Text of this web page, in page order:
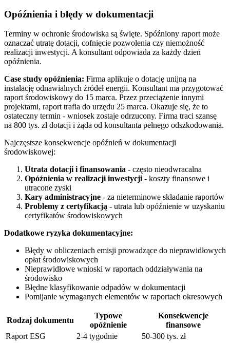
Opóźnienia i błędy w dokumentacji
Terminy w ochronie środowiska są święte. Spóźniony raport może
oznaczać utratę dotacji, cofnięcie pozwolenia czy niemożność
realizacji inwestycji. A konsultant odpowiada za każdy dzień
opóźnienia.
Case study opóźnienia: Firma aplikuje o dotację unijną na
instalację odnawialnych źródeł energii. Konsultant ma przygotować
raport środowiskowy do 15 marca. Przez przeciążenie innymi
projektami, raport trafia do urzędu 25 marca. Okazuje się, że to
ostateczny termin - wniosek zostaje odrzucony. Firma traci szansę
na 800 tys. zł dotacji i żąda od konsultanta pełnego odszkodowania.
Najczęstsze konsekwencje opóźnień w dokumentacji
środowiskowej:
Utrata dotacji i finansowania - często nieodwracalna
Opóźnienia w realizacji inwestycji- koszty finansowe i
utracone zyski
Kary administracyjne - za nieterminowe składanie raportów
Problemy z certyfikacją - utrata lub opóźnienie w uzyskaniu
certyfikatów środowiskowych
Dodatkowe ryzyka dokumentacyjne:
Błędy w obliczeniach emisji prowadzące do nieprawidłowych
opłat środowiskowych
Nieprawidłowe wnioski w raportach oddziaływania na
środowisko
Błędne klasyfikowanie odpadów w dokumentacji
Pomijanie wymaganych elementów w raportach okresowych
Rodzaj dokumentu
Typowe
opóźnienie
Konsekwencje
finansowe
Raport ESG
2-4 tygodnie
50-300 tys. zł